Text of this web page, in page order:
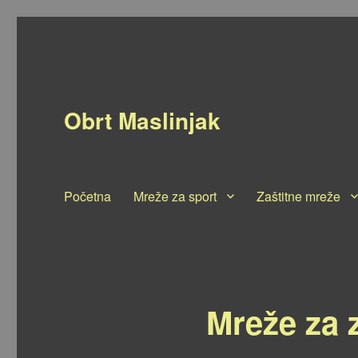
Obrt Maslinjak
Početna Mreže za sport Zaštitne mreže
Mreže za